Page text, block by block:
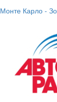
Монте Карло -